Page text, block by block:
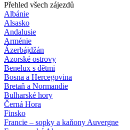
Přehled všech zájezdů
Albánie
Alsasko
Andalusie
Arménie
Ázerbájdžán
Azorské ostrovy
Benelux s dětmi
Bosna a Hercegovina
Bretaň a Normandie
Bulharské hory
Černá Hora
Finsko
Francie – sopky a kaňony Auvergne